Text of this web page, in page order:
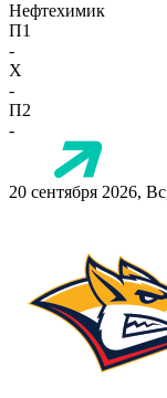
Нефтехимик
П1
-
X
-
П2
-
20 сентября 2026,